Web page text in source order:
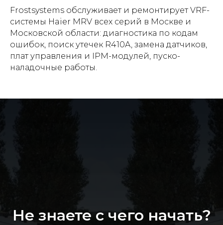
Frostsystems обслуживает и ремонтирует VRF-
системы Haier MRV всех серий в Москве и
Московской области: диагностика по кодам
ошибок, поиск утечек R410A, замена датчиков,
плат управления и IPM-модулей, пуско-
наладочные работы.
Не знаете с чего начать?